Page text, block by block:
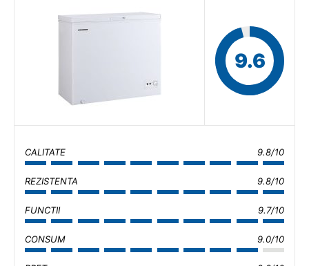
9.6
CALITATE 9.8/10
REZISTENTA 9.8/10
FUNCTII 9.7/10
CONSUM 9.0/10